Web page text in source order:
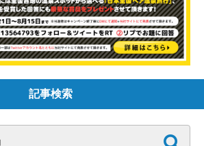
記事検索